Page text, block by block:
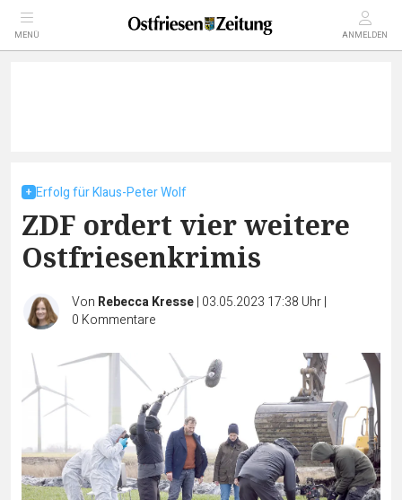
MENÜ ANMELDEN
Erfolg für Klaus-Peter Wolf
ZDF ordert vier weitere
Ostfriesenkrimis
Von Rebecca Kresse| 03.05.2023 17:38 Uhr|
0 Kommentare